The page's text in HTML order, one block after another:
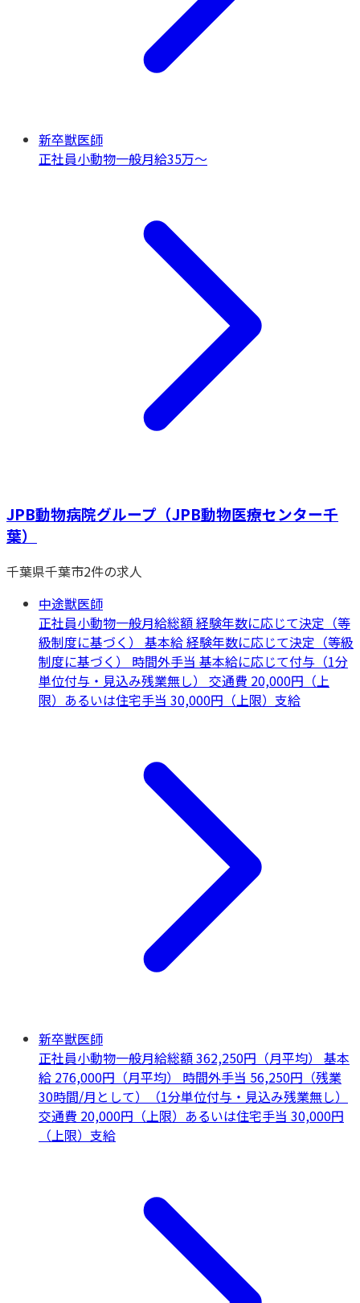
新卒獣医師
正社員小動物一般月給35万〜
JPB動物病院グループ（JPB動物医療センター千
葉）
千葉県千葉市2件の求人
中途獣医師
正社員小動物一般月給総額 経験年数に応じて決定（等
級制度に基づく） 基本給 経験年数に応じて決定（等級
制度に基づく） 時間外手当 基本給に応じて付与（1分
単位付与・見込み残業無し） 交通費 20,000円（上
限）あるいは住宅手当 30,000円（上限）支給
新卒獣医師
正社員小動物一般月給総額 362,250円（月平均） 基本
給 276,000円（月平均） 時間外手当 56,250円（残業
30時間/月として）（1分単位付与・見込み残業無し）
交通費 20,000円（上限）あるいは住宅手当 30,000円
（上限）支給